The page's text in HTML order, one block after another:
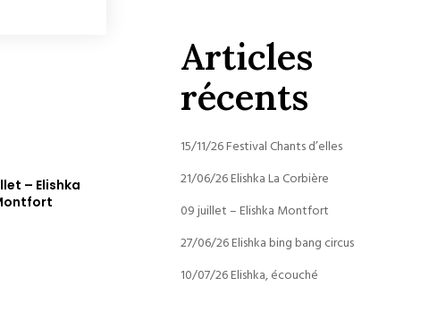
– Elishka
Articles
récents
15/11/26 Festival Chants d’elles
21/06/26 Elishka La Corbière
09 juillet – Elishka Montfort
27/06/26 Elishka bing bang circus
10/07/26 Elishka, écouché